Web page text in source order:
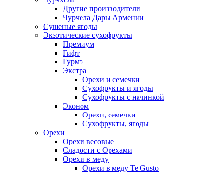
Другие производители
Чурчела Дары Армении
Сушеные ягоды
Экзотические сухофрукты
Премиум
Гифт
Гурмэ
Экстра
Орехи и семечки
Сухофрукты и ягоды
Сухофрукты с начинкой
Эконом
Орехи, семечки
Сухофрукты, ягоды
Орехи
Орехи весовые
Сладости с Орехами
Орехи в меду
Орехи в меду Te Gusto